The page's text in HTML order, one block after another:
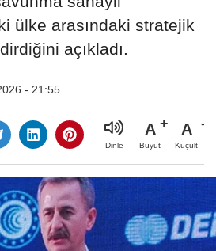
ülke arasındaki stratejik
açıkladı.
- 21:55
Dinle
A
Büyüt
A
Küçült